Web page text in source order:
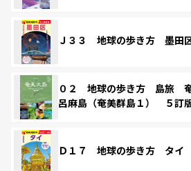
Ｊ３３ 地球の歩き方 墨田
０２ 地球の歩き方 島旅
呂麻島（奄美群島１） ５訂
Ｄ１７ 地球の歩き方 タイ